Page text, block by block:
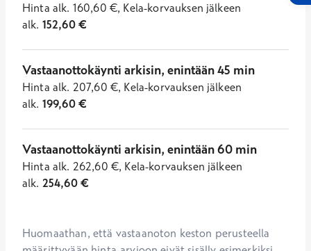
Hinta alk. 160,60 €, Kela-korvauksen jälkeen
alk. 152,60€
Vastaanottokäynti arkisin, enintään 45 min
Hinta alk. 207,60 €, Kela-korvauksen jälkeen
alk. 199,60€
Vastaanottokäynti arkisin, enintään 60 min
Hinta alk. 262,60 €, Kela-korvauksen jälkeen
alk. 254,60€
Huomaathan, että vastaanoton keston perusteella